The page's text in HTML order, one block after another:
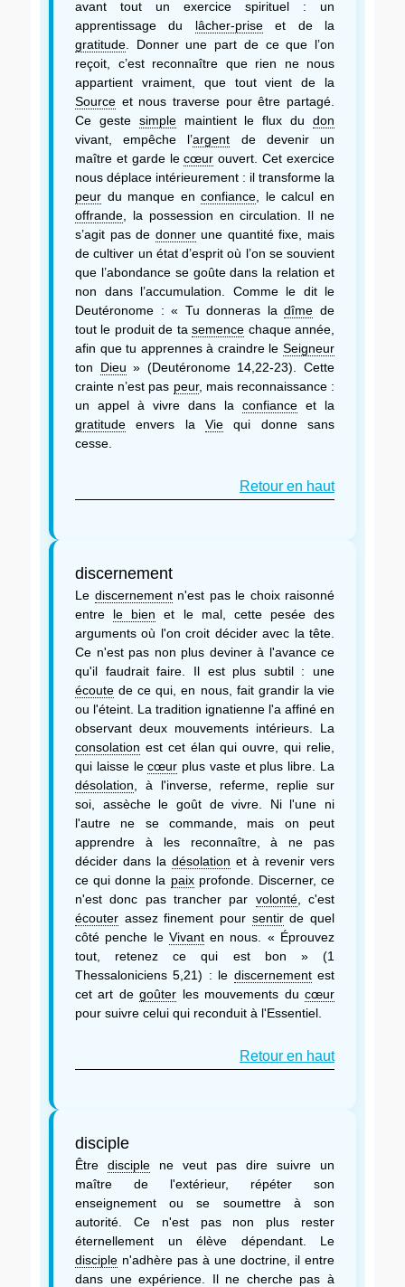
avant tout un exercice spirituel : un
apprentissage du lâcher-priseet de la
gratitude . Donner une part de ce que l’on
reçoit, c’est reconnaître que rien ne nous
appartient vraiment, que tout vient de la
Source et nous traverse pour être partagé.
Ce geste simplemaintient le flux dudon
vivant, empêche l’argent de devenir un
maître et garde lecœur ouvert. Cet exercice
nous déplace intérieurement : il transforme la
peur du manque enconfiance , le calcul en
offrande , la possession en circulation. Il ne
s’agit pas de donnerune quantité fixe, mais
de cultiver un état d’esprit où l’on se souvient
que l’abondance se goûte dans la relation et
non dans l’accumulation. Comme le dit le
Deutéronome : « Tu donneras ladîme de
tout le produit de tasemence chaque année,
afin que tu apprennes à craindre le Seigneur
ton Dieu » (Deutéronome 14,22-23). Cette
crainte n’est pas peur, mais reconnaissance :
un appel à vivre dans la confiance et la
gratitude envers la Vie qui donne sans
cesse.
Retour en haut
discernement
Le discernementn'est pas le choix raisonné
entre le bien et le mal, cette pesée des
arguments où l'on croit décider avec la tête.
Ce n'est pas non plus deviner à l'avance ce
qu'il faudrait faire. Il est plus subtil : une
écoute de ce qui, en nous, fait grandir la vie
ou l'éteint. La tradition ignatienne l'a affiné en
observant deux mouvements intérieurs. La
consolation est cet élan qui ouvre, qui relie,
qui laisse lecœur plus vaste et plus libre. La
désolation , à l'inverse, referme, replie sur
soi, assèche le goût de vivre. Ni l'une ni
l'autre ne se commande, mais on peut
apprendre à les reconnaître, à ne pas
décider dans la désolation et à revenir vers
ce qui donne la paixprofonde. Discerner, ce
n'est donc pas trancher par volonté, c'est
écouter assez finement pour sentirde quel
côté penche le Vivanten nous. « Éprouvez
tout, retenez ce qui est bon » (1
Thessaloniciens 5,21) : le discernementest
cet art degoûter les mouvements ducœur
pour suivre celui qui reconduit à l'Essentiel.
Retour en haut
disciple
Être disciple ne veut pas dire suivre un
maître de l'extérieur, répéter son
enseignement ou se soumettre à son
autorité. Ce n'est pas non plus rester
éternellement un élève dépendant. Le
disciple n'adhère pas à une doctrine, il entre
dans une expérience. Il ne cherche pas à